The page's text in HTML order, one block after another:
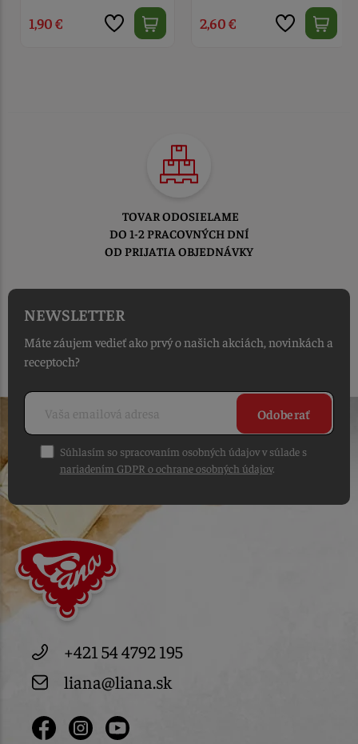
1,90 € 2,60 €
TOVAR ODOSIELAME
DO 1-2 PRACOVNÝCH DNÍ
OD PRIJATIA OBJEDNÁVKY
NEWSLETTER
Máte záujem vedieť ako prvý o našich akciách, novinkách a
receptoch?
Odoberať
Súhlasím so spracovaním osobných údajov v súlade s
nariadením GDPR o ochrane osobných údajov.
+421 54 4792 195
liana@liana.sk